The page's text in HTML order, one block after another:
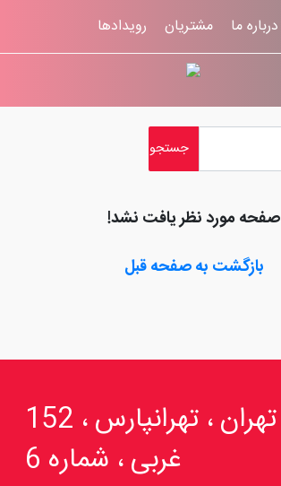
درباره ما مشتریان رویدادها
ثبت شکایات راهنمای سایت
صفحه مورد نظر یافت نشد!
بازگشت به صفحه قبل
تهران ، تهرانپارس ، 152
غربی ، شماره 6